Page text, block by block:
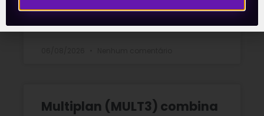
Multiplan (MULT3) combina